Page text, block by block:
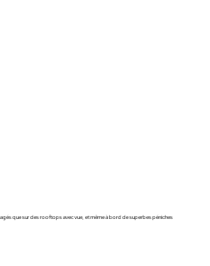
que sur des rooftops avec vue, et même à bord de superbes péniches